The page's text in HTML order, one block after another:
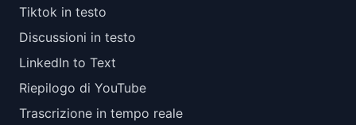
Tiktok in testo
Discussioni in testo
LinkedIn to Text
Riepilogo di YouTube
Trascrizione in tempo reale